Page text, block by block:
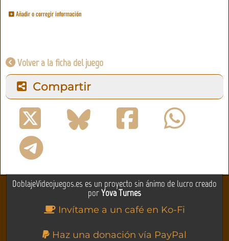
Añadir o corregir información
Volver a la ficha del juego
Compartir
DoblajeVideojuegos.es es un proyecto sin ánimo de lucro creado
porYova Turnes
Invítame a un café en Ko-Fi
Haz una donación vía PayPal